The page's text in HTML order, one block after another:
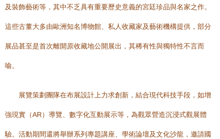
及裝飾藝術等，其中不乏具有重要歷史意義的宮廷珍品與名家之作。
這些古董大多由歐洲知名博物館、私人收藏家及藝術機構提供，部分
展品甚至是首次離開原收藏地公開展出，其稀有性與獨特性不言而
喻。
展覽策劃團隊在布展設計上力求創新，結合現代科技手段，如增
強現實（AR）導覽、數字化互動展示等，為觀眾營造沉浸式觀展體
驗。活動期間還將舉辦系列專題講座、學術論壇及文化沙龍，邀請國